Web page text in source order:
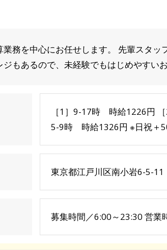
業務を中心にお任せします。 先輩スタ
ジもあるので、未経験でもはじめやすい
［1］9-17時 時給1226円
5-9時 時給1326円 ※日祝＋
東京都江戸川区南小岩6-5-11
募集時間／6:00～23:30 営業